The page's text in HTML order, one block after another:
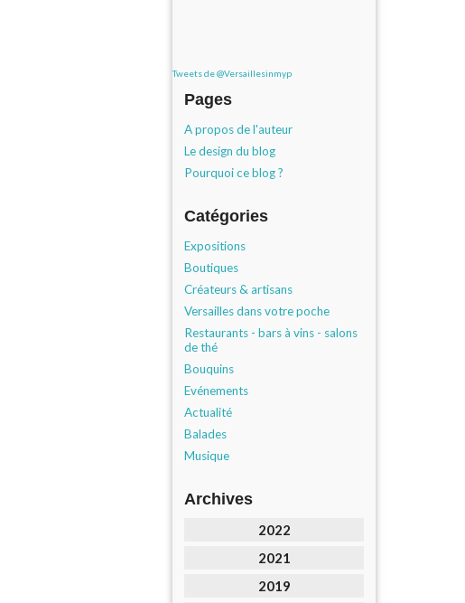
Tweets de @Versaillesinmyp
Pages
A propos de l'auteur
Le design du blog
Pourquoi ce blog ?
Catégories
Expositions
Boutiques
Créateurs & artisans
Versailles dans votre poche
Restaurants - bars à vins - salons
de thé
Bouquins
Evénements
Actualité
Balades
Musique
Archives
2022
2021
2019